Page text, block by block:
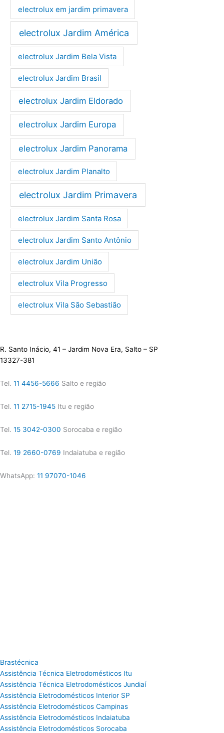
electrolux em jardim primavera
electrolux Jardim América
electrolux Jardim Bela Vista
electrolux Jardim Brasil
electrolux Jardim Eldorado
electrolux Jardim Europa
electrolux Jardim Panorama
electrolux Jardim Planalto
electrolux Jardim Primavera
electrolux Jardim Santa Rosa
electrolux Jardim Santo Antônio
electrolux Jardim União
electrolux Vila Progresso
electrolux Vila São Sebastião
R. Santo Inácio, 41 – Jardim Nova Era, Salto – SP
13327-381
Tel. 11 4456-5666 Salto e região
Tel. 11 2715-1945 Itu e região
Tel. 15 3042-0300 Sorocaba e região
Tel. 19 2660-0769 Indaiatuba e região
WhatsApp: 11 97070-1046
Brastécnica
Assistência Técnica Eletrodomésticos Itu
Assistência Técnica Eletrodomésticos Jundiaí
Assistência Eletrodomésticos Interior SP
Assistência Eletrodomésticos Campinas
Assistência Eletrodomésticos Indaiatuba
Assistência Eletrodomésticos Sorocaba